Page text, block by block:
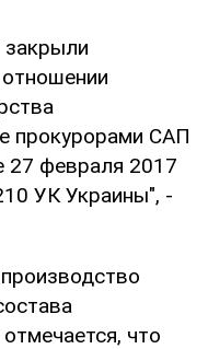
прокурорами САП
27 февраля 2017
УК Украины", -
что